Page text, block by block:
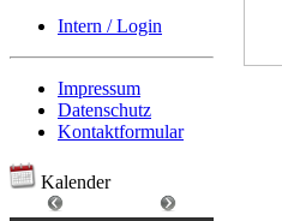
Intern / Login
Impressum
Datenschutz
Kontaktformular
Kalender